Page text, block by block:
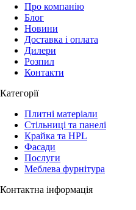
Про компанію
Блог
Новини
Доставка і оплата
Дилери
Розпил
Контакти
Категорії
Плитні матеріали
Стільниці та панелі
Крайка та HPL
Фасади
Послуги
Меблева фурнітура
Контактна інформація